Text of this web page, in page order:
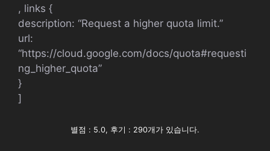
, links {
description: “Request a higher quota limit.”
url:
“https://cloud.google.com/docs/quota#requesti
ng_higher_quota”
}
]
별점 : 5.0, 후기 : 290개가 있습니다.